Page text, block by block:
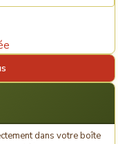
dans votre boîte